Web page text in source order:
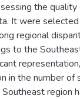
the
It were
regional
to the
in the number
Southeast